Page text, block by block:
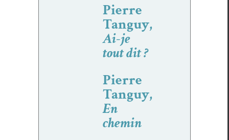
Pierre
Tanguy,
Ai-je
tout dit ?
Pierre
Tanguy,
En
chemin